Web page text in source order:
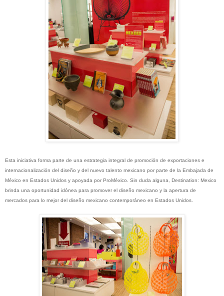
Esta iniciativa forma parte de una estrategia integral de promoción de exportaciones e
internacionalización del diseño y del nuevo talento mexicano por parte de la Embajada de
México en Estados Unidos y apoyada por ProMéxico. Sin duda alguna, Destination: Mexico
brinda una oportunidad idónea para promover el diseño mexicano y la apertura de
mercados para lo mejor del diseño mexicano contemporáneo en Estados Unidos.